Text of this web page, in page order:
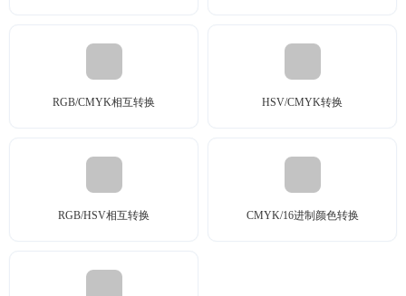
RGB/CMYK相互转换 HSV/CMYK转换
RGB/HSV相互转换 CMYK/16进制颜色转换